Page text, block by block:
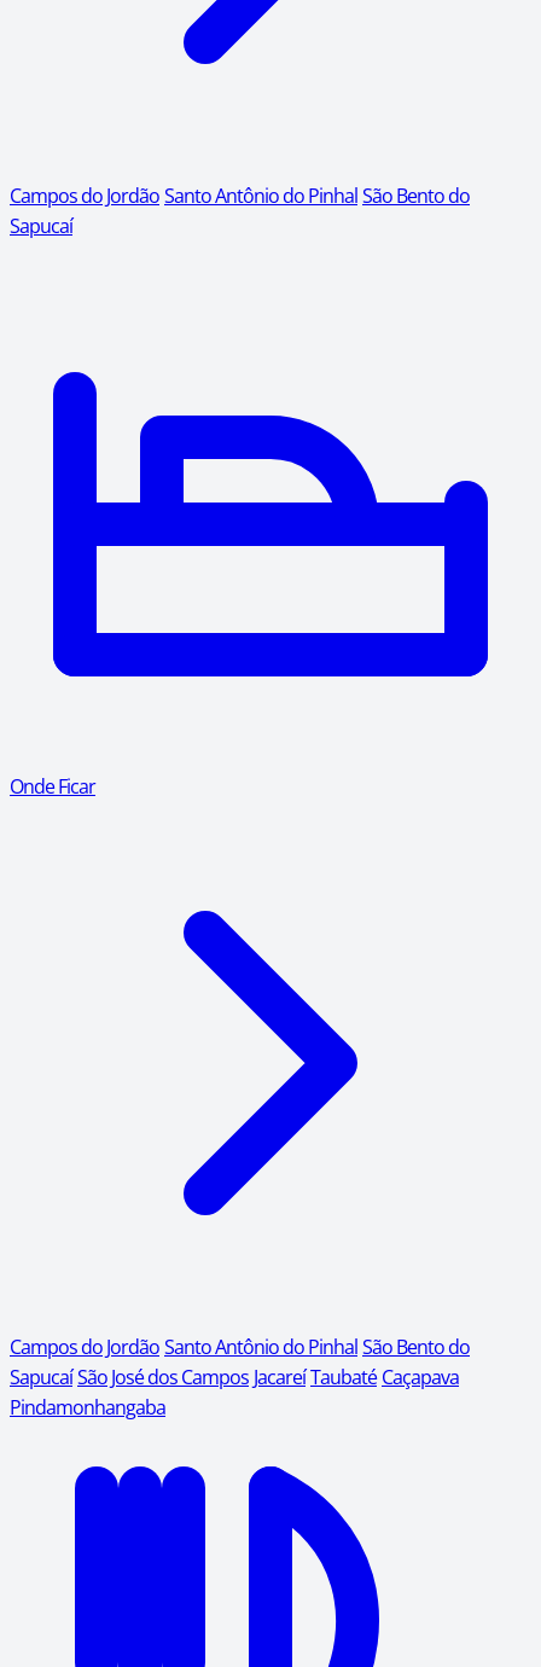
Campos do JordãoSanto Antônio do PinhalSão Bento do
Sapucaí
Onde Ficar
Campos do JordãoSanto Antônio do PinhalSão Bento do
SapucaíSão José dos Campos JacareíTaubaté Caçapava
Pindamonhangaba